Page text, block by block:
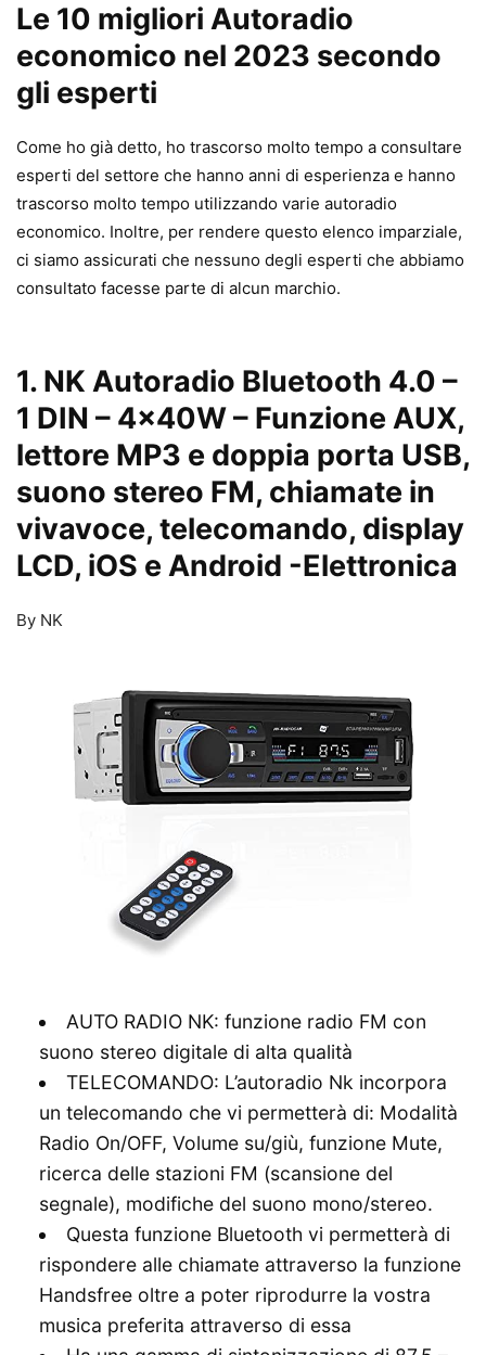
Le 10 migliori Autoradio
economico nel 2023 secondo
gli esperti
Come ho già detto, ho trascorso molto tempo a consultare
esperti del settore che hanno anni di esperienza e hanno
trascorso molto tempo utilizzando varie autoradio
economico. Inoltre, per rendere questo elenco imparziale,
ci siamo assicurati che nessuno degli esperti che abbiamo
consultato facesse parte di alcun marchio.
1. NK Autoradio Bluetooth 4.0 –
1 DIN – 4x40W – Funzione AUX,
lettore MP3 e doppia porta USB,
suono stereo FM, chiamate in
vivavoce, telecomando, display
LCD, iOS e Android -Elettronica
By NK
AUTO RADIO NK: funzione radio FM con
suono stereo digitale di alta qualità
TELECOMANDO: L’autoradio Nk incorpora
un telecomando che vi permetterà di: Modalità
Radio On/OFF, Volume su/giù, funzione Mute,
ricerca delle stazioni FM (scansione del
segnale), modifiche del suono mono/stereo.
Questa funzione Bluetooth vi permetterà di
rispondere alle chiamate attraverso la funzione
Handsfree oltre a poter riprodurre la vostra
musica preferita attraverso di essa